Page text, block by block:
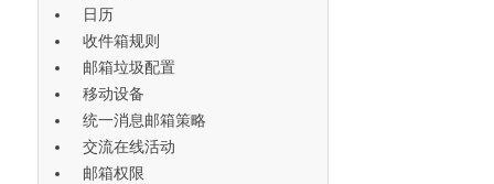
日历
收件箱规则
邮箱垃圾配置
移动设备
统一消息邮箱策略
交流在线活动
邮箱权限